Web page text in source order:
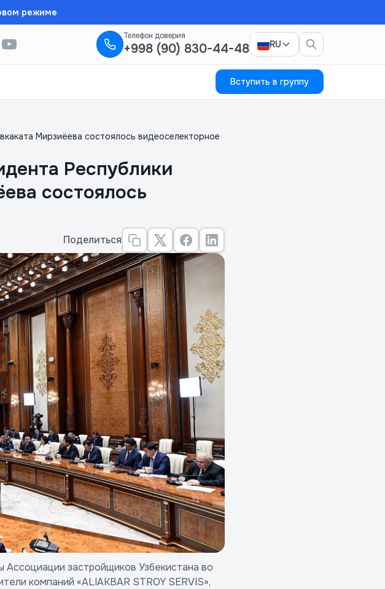
режиме
Телефон доверия
+998 (90) 830-44-48 RU
Вступить в группу
Мирзиёева состоялось видеоселекторное
Республики
состоялось
Поделиться
Ассоциации застройщиков Узбекистана во
компаний «ALIAKBAR STROY SERVIS»,